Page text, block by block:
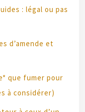
: légal ou pas
d’amende et
que fumer pour
à considérer)